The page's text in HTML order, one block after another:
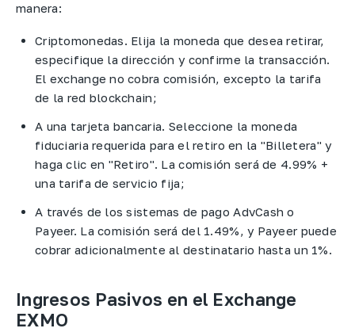
manera:
Criptomonedas. Elija la moneda que desea retirar,
especifique la dirección y confirme la transacción.
El exchange no cobra comisión, excepto la tarifa
de la red blockchain;
A una tarjeta bancaria. Seleccione la moneda
fiduciaria requerida para el retiro en la "Billetera" y
haga clic en "Retiro". La comisión será de 4.99% +
una tarifa de servicio fija;
A través de los sistemas de pago AdvCash o
Payeer. La comisión será del 1.49%, y Payeer puede
cobrar adicionalmente al destinatario hasta un 1%.
Ingresos Pasivos en el Exchange
EXMO